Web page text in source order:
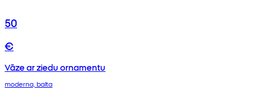
50
€
Vāze ar ziedu ornamentu
moderna, balta